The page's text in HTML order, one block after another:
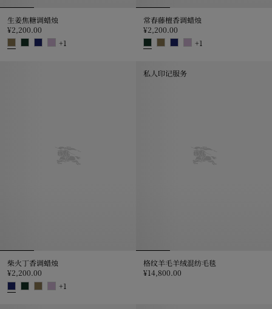
生姜焦糖调蜡烛
¥2,200.00
+1
常春藤檀香调蜡烛
¥2,200.00
+1
柴火丁香调蜡烛
¥2,200.00
+1
私人印记服务
格纹羊毛羊绒混纺毛毯
¥14,800.00